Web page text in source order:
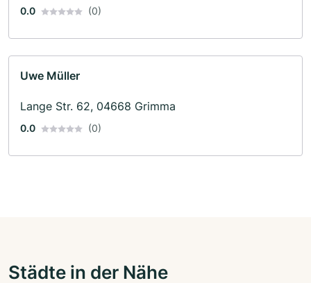
0.0 (0)
Uwe Müller
Lange Str. 62, 04668 Grimma
0.0 (0)
Städte in der Nähe